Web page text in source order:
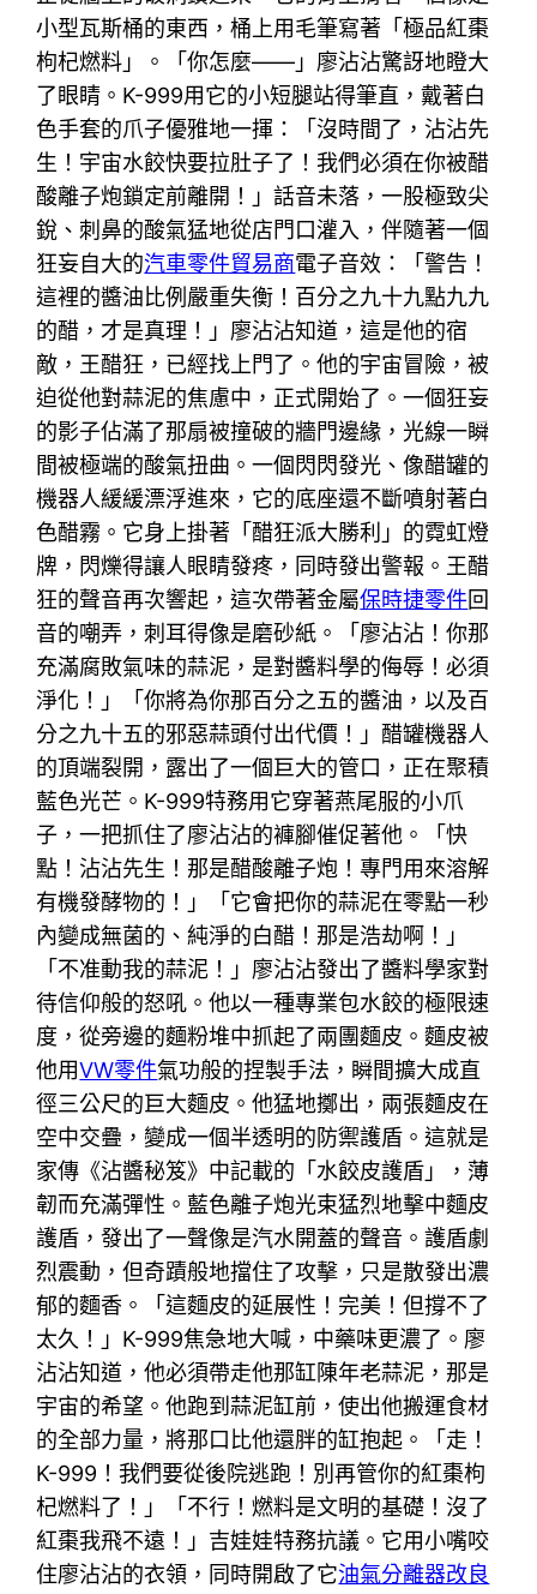
小型瓦斯桶的東西，桶上用毛筆寫著「極品紅棗
枸杞燃料」。「你怎麼——」廖沾沾驚訝地瞪大
了眼睛。K-999用它的小短腿站得筆直，戴著白
色手套的爪子優雅地一揮：「沒時間了，沾沾先
生！宇宙水餃快要拉肚子了！我們必須在你被醋
酸離子炮鎖定前離開！」話音未落，一股極致尖
銳、刺鼻的酸氣猛地從店門口灌入，伴隨著一個
狂妄自大的汽車零件貿易商電子音效：「警告！
這裡的醬油比例嚴重失衡！百分之九十九點九九
的醋，才是真理！」廖沾沾知道，這是他的宿
敵，王醋狂，已經找上門了。他的宇宙冒險，被
迫從他對蒜泥的焦慮中，正式開始了。一個狂妄
的影子佔滿了那扇被撞破的牆門邊緣，光線一瞬
間被極端的酸氣扭曲。一個閃閃發光、像醋罐的
機器人緩緩漂浮進來，它的底座還不斷噴射著白
色醋霧。它身上掛著「醋狂派大勝利」的霓虹燈
牌，閃爍得讓人眼睛發疼，同時發出警報。王醋
狂的聲音再次響起，這次帶著金屬保時捷零件回
音的嘲弄，刺耳得像是磨砂紙。「廖沾沾！你那
充滿腐敗氣味的蒜泥，是對醬料學的侮辱！必須
淨化！」「你將為你那百分之五的醬油，以及百
分之九十五的邪惡蒜頭付出代價！」醋罐機器人
的頂端裂開，露出了一個巨大的管口，正在聚積
藍色光芒。K-999特務用它穿著燕尾服的小爪
子，一把抓住了廖沾沾的褲腳催促著他。「快
點！沾沾先生！那是醋酸離子炮！專門用來溶解
有機發酵物的！」「它會把你的蒜泥在零點一秒
內變成無菌的、純淨的白醋！那是浩劫啊！」
「不准動我的蒜泥！」廖沾沾發出了醬料學家對
待信仰般的怒吼。他以一種專業包水餃的極限速
度，從旁邊的麵粉堆中抓起了兩團麵皮。麵皮被
他用VW零件氣功般的捏製手法，瞬間擴大成直
徑三公尺的巨大麵皮。他猛地擲出，兩張麵皮在
空中交疊，變成一個半透明的防禦護盾。這就是
家傳《沾醬秘笈》中記載的「水餃皮護盾」，薄
韌而充滿彈性。藍色離子炮光束猛烈地擊中麵皮
護盾，發出了一聲像是汽水開蓋的聲音。護盾劇
烈震動，但奇蹟般地擋住了攻擊，只是散發出濃
郁的麵香。「這麵皮的延展性！完美！但撐不了
太久！」K-999焦急地大喊，中藥味更濃了。廖
沾沾知道，他必須帶走他那缸陳年老蒜泥，那是
宇宙的希望。他跑到蒜泥缸前，使出他搬運食材
的全部力量，將那口比他還胖的缸抱起。「走！
K-999！我們要從後院逃跑！別再管你的紅棗枸
杞燃料了！」「不行！燃料是文明的基礎！沒了
紅棗我飛不遠！」吉娃娃特務抗議。它用小嘴咬
住廖沾沾的衣領，同時開啟了它油氣分離器改良